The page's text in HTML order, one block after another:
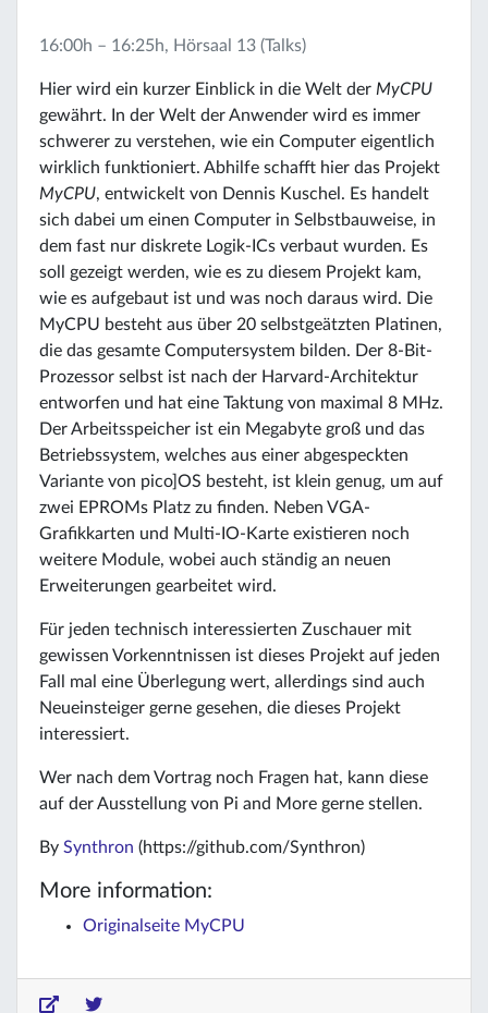
16:00h – 16:25h, Hörsaal 13 (Talks)
Hier wird ein kurzer Einblick in die Welt der MyCPU
gewährt. In der Welt der Anwender wird es immer
schwerer zu verstehen, wie ein Computer eigentlich
wirklich funktioniert. Abhilfe schafft hier das Projekt
MyCPU, entwickelt von Dennis Kuschel. Es handelt
sich dabei um einen Computer in Selbstbauweise, in
dem fast nur diskrete Logik-ICs verbaut wurden. Es
soll gezeigt werden, wie es zu diesem Projekt kam,
wie es aufgebaut ist und was noch daraus wird. Die
MyCPU besteht aus über 20 selbstgeätzten Platinen,
die das gesamte Computersystem bilden. Der 8-Bit-
Prozessor selbst ist nach der Harvard-Architektur
entworfen und hat eine Taktung von maximal 8 MHz.
Der Arbeitsspeicher ist ein Megabyte groß und das
Betriebssystem, welches aus einer abgespeckten
Variante von pico]OS besteht, ist klein genug, um auf
zwei EPROMs Platz zu finden. Neben VGA-
Grafikkarten und Multi-IO-Karte existieren noch
weitere Module, wobei auch ständig an neuen
Erweiterungen gearbeitet wird.
Für jeden technisch interessierten Zuschauer mit
gewissen Vorkenntnissen ist dieses Projekt auf jeden
Fall mal eine Überlegung wert, allerdings sind auch
Neueinsteiger gerne gesehen, die dieses Projekt
interessiert.
Wer nach dem Vortrag noch Fragen hat, kann diese
auf der Ausstellung von Pi and More gerne stellen.
By Synthron (https://github.com/Synthron)
More information:
Originalseite MyCPU